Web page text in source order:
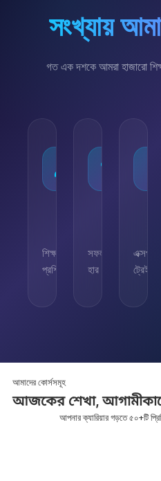
সংখ্যায়
গত এক দশকে আমরা হাজারো
শিক্ষার্থী
প্রশিক্ষিত
সফলতার
হার
এক্সপার্ট
ট্রেইনার
আমাদের কোর্সসমূহ
আজকের শেখা,
আপনার ক্যারিয়ার গড়তে ৫০+টি